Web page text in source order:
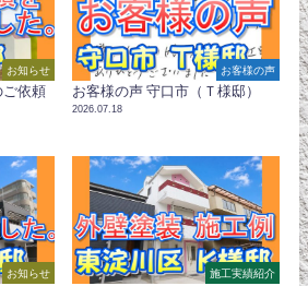
お知らせ
ご依頼
お客様の声
お客様の声 守口市（Ｔ様邸）
2026.07.18
お知らせ 施工実績紹介